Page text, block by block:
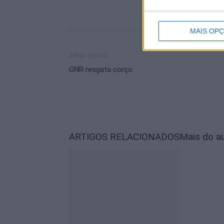
MAIS
GNR resgata corço
ARTIGOS RELACIONADOSMais do